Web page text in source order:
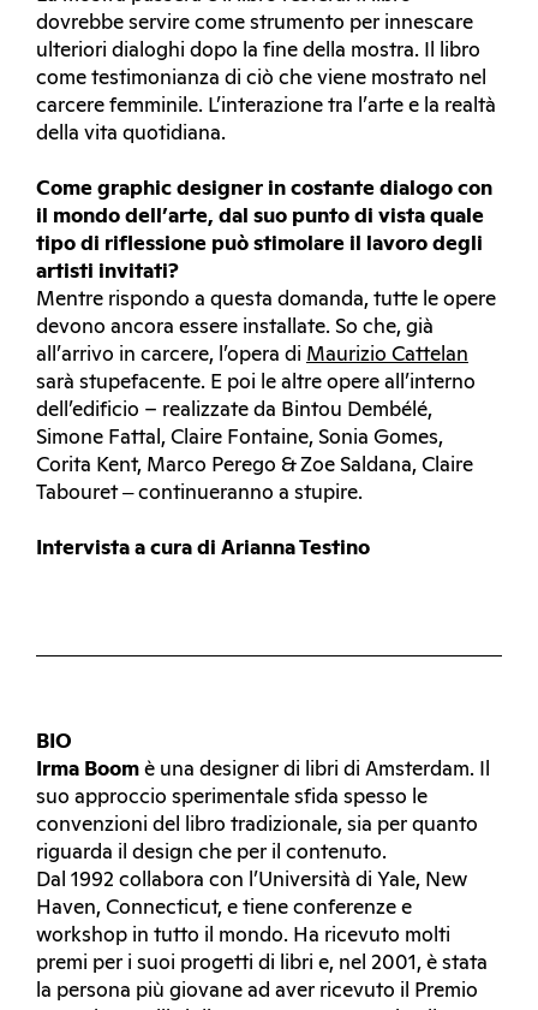
dovrebbe servire come strumento per innescare
ulteriori dialoghi dopo la fine della mostra. Il libro
come testimonianza di ciò che viene mostrato nel
carcere femminile. L’interazione tra l’arte e la realtà
della vita quotidiana.
Come graphic designer in costante dialogo con
il mondo dell’arte, dal suo punto di vista quale
tipo di riflessione può stimolare il lavoro degli
artisti invitati?
Mentre rispondo a questa domanda, tutte le opere
devono ancora essere installate. So che, già
all’arrivo in carcere, l’opera di Maurizio Cattelan
sarà stupefacente. E poi le altre opere all’interno
dell’edificio – realizzate da Bintou Dembélé,
Simone Fattal, Claire Fontaine, Sonia Gomes,
Corita Kent, Marco Perego & Zoe Saldana, Claire
Tabouret ‒ continueranno a stupire.
Intervista a cura di Arianna Testino
BIO
Irma Boom è una designer di libri di Amsterdam. Il
suo approccio sperimentale sfida spesso le
convenzioni del libro tradizionale, sia per quanto
riguarda il design che per il contenuto.
Dal 1992 collabora con l’Università di Yale, New
Haven, Connecticut, e tiene conferenze e
workshop in tutto il mondo. Ha ricevuto molti
premi per i suoi progetti di libri e, nel 2001, è stata
la persona più giovane ad aver ricevuto il Premio